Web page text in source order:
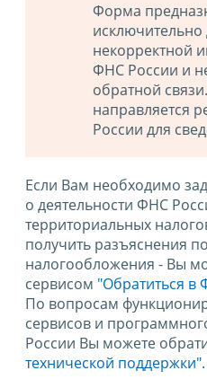
Форма
некорректной
ФНС России и
обратной
направляется
России для
Если Вам необходимо
о деятельности ФНС
территориальных
получить разъяснения
налогообложения - Вы
сервисом "Обратиться в
По вопросам
сервисов и
России Вы можете
технической поддержки".